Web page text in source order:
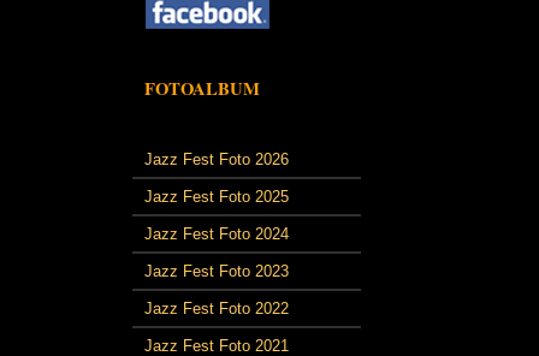
FOTOALBUM
Jazz Fest Foto 2026
Jazz Fest Foto 2025
Jazz Fest Foto 2024
Jazz Fest Foto 2023
Jazz Fest Foto 2022
Jazz Fest Foto 2021